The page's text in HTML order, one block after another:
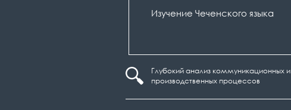
Изучение Чеченского языка
Глубокий анализ коммуникационных и
производственных процессов